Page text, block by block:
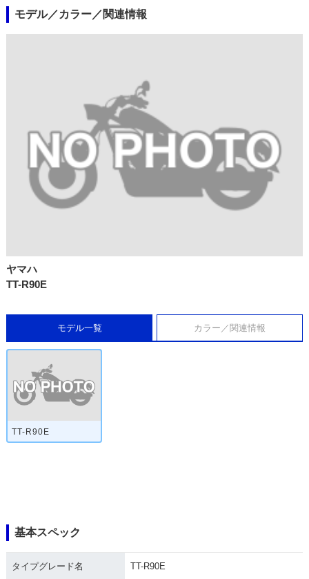
モデル／カラー／関連情報
ヤマハ
TT-R90E
モデル一覧 カラー／関連情報
TT-R90E
基本スペック
タイプグレード名 TT-R90E